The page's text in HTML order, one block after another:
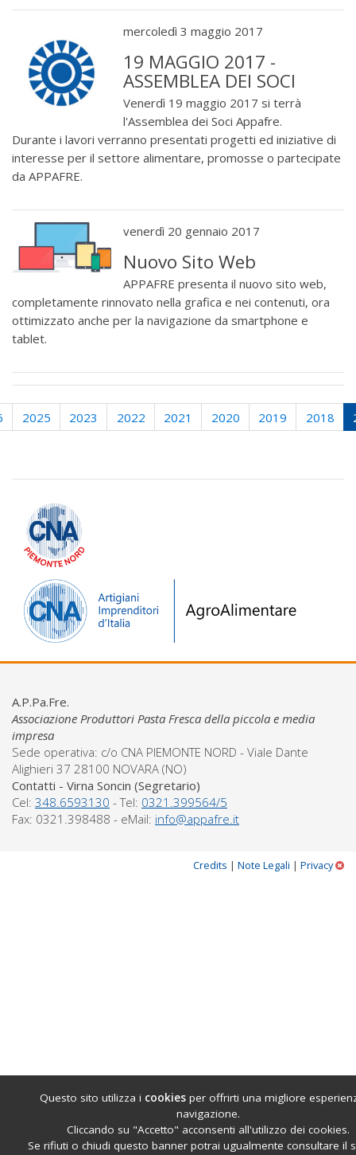
mercoledì 3 maggio 2017
19 MAGGIO 2017 -
ASSEMBLEA DEI SOCI
Venerdì 19 maggio 2017 si terrà
l'Assemblea dei Soci Appafre.
Durante i lavori verranno presentati progetti ed iniziative di
interesse per il settore alimentare, promosse o partecipate
da APPAFRE.
venerdì 20 gennaio 2017
Nuovo Sito Web
APPAFRE presenta il nuovo sito web,
completamente rinnovato nella grafica e nei contenuti, ora
ottimizzato anche per la navigazione da smartphone e
tablet.
(current)
2025(current)
2023 (current)
2022(current)
2021 (current)
2020(current)
2019 (current)
2018
A.P.Pa.Fre.
Associazione Produttori Pasta Fresca della piccola e media
impresa
Sede operativa: c/o CNA PIEMONTE NORD - Viale Dante
Alighieri 37 28100 NOVARA (NO)
Contatti - Virna Soncin (Segretario)
Cel: 348.6593130 - Tel: 0321.399564/5
Fax: 0321.398488 - eMail: info@appafre.it
Credits | Note Legali | Privacy
Questo sito utilizza i cookies per offrirti una migliore
navigazione.
Cliccando su "Accetto" acconsenti all'utilizzo dei cookies.
Se rifiuti o chiudi questo banner potrai ugualmente consultare il